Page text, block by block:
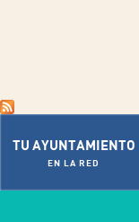
TU AYUNTAMIENTO
EN LA RED